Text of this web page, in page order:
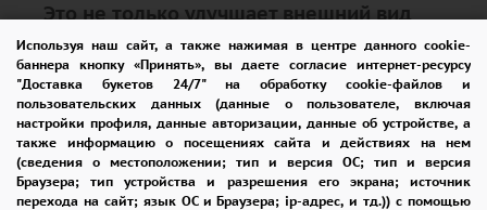
Используя наш сайт, а также нажимая в центре данного cookie-
баннера кнопку «Принять», вы даете согласие интернет-ресурсу
"Доставка букетов 24/7" на обработку cookie-файлов и
пользовательских данных (данные о пользователе, включая
настройки профиля, данные авторизации, данные об устройстве, а
также информацию о посещениях сайта и действиях на нем
(сведения о местоположении; тип и версия ОС; тип и версия
Браузера; тип устройства и разрешения его экрана; источник
перехода на сайт; язык ОС и Браузера; ip-адрес, и тд.)) с помощью
Это не только улучшает внешний вид
букета, но и продлевает его жизнь,
позволяя радовать вас и ваших близких
как можно дольше.
Консультации и советы